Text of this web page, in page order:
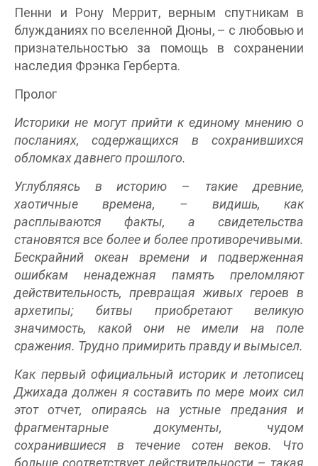
Пенни и Рону Меррит, верным спутникам в
блужданиях по вселенной Дюны, – с любовью и
признательностью за помощь в сохранении
наследия Фрэнка Герберта.
Пролог
Историки не могут прийти к единому мнению о
посланиях, содержащихся в сохранившихся
обломках давнего прошлого.
Углубляясь в историю – такие древние,
хаотичные времена, – видишь, как
расплываются факты, а свидетельства
становятся все более и более противоречивыми.
Бескрайний океан времени и подверженная
ошибкам ненадежная память преломляют
действительность, превращая живых героев в
архетипы; битвы приобретают великую
значимость, какой они не имели на поле
сражения. Трудно примирить правду и вымысел.
Как первый официальный историк и летописец
Джихада должен я составить по мере моих сил
этот отчет, опираясь на устные предания и
фрагментарные документы, чудом
сохранившиеся в течение сотен веков. Что
больше соответствует действительности – такая